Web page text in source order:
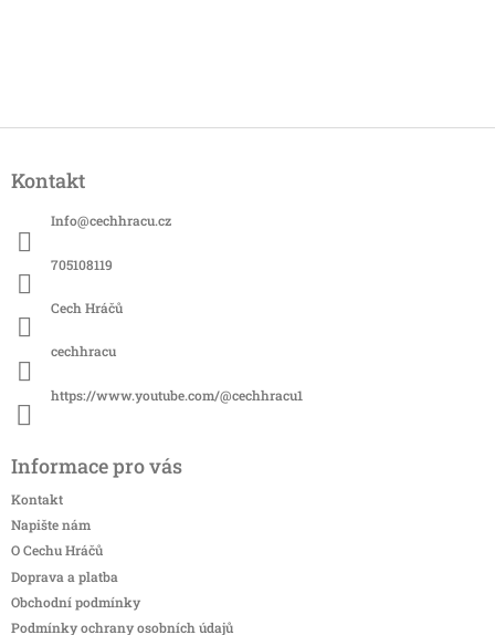
pKontakt
Info@cechhracu.cz
705108119
Cech Hráčů
cechhracu
https://www.youtube.com/@cechhracu1
Informace pro vás
Kontakt
Napište nám
O Cechu Hráčů
Doprava a platba
Obchodní podmínky
Podmínky ochrany osobních údajů